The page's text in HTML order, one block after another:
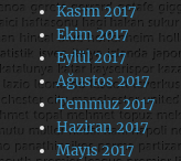
Kasım 2017
Ekim 2017
Eylül 2017
Ağustos 2017
Temmuz 2017
Haziran 2017
Mayıs 2017